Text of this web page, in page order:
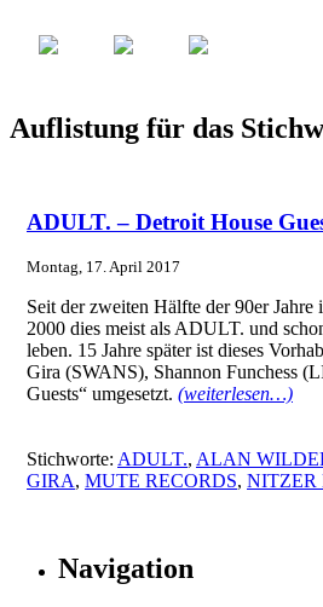
Auflistung für das
ADULT. – Detroit House
Montag, 17. April 2017
Seit der zweiten Hälfte der 90er
2000 dies meist als ADULT. und
leben. 15 Jahre später ist dieses
Gira (SWANS), Shannon Funchess
Guests“ umgesetzt. (weiterlesen…)
Stichworte: ADULT., ALAN
GIRA, MUTE RECORDS, NITZER
Navigation